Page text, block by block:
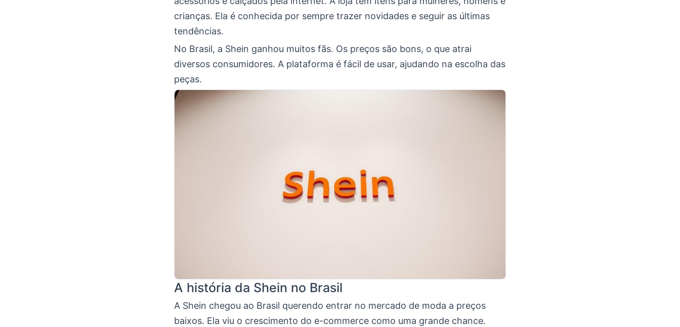
crianças. Ela é conhecida por sempre trazer novidades e seguir as últimas
tendências.
No Brasil, a Shein ganhou muitos fãs. Os preços são bons, o que atrai
diversos consumidores. A plataforma é fácil de usar, ajudando na escolha das
peças.
A história da Shein no Brasil
A Shein chegou ao Brasil querendo entrar no mercado de moda a preços
baixos. Ela viu o crescimento do e-commerce como uma grande chance.